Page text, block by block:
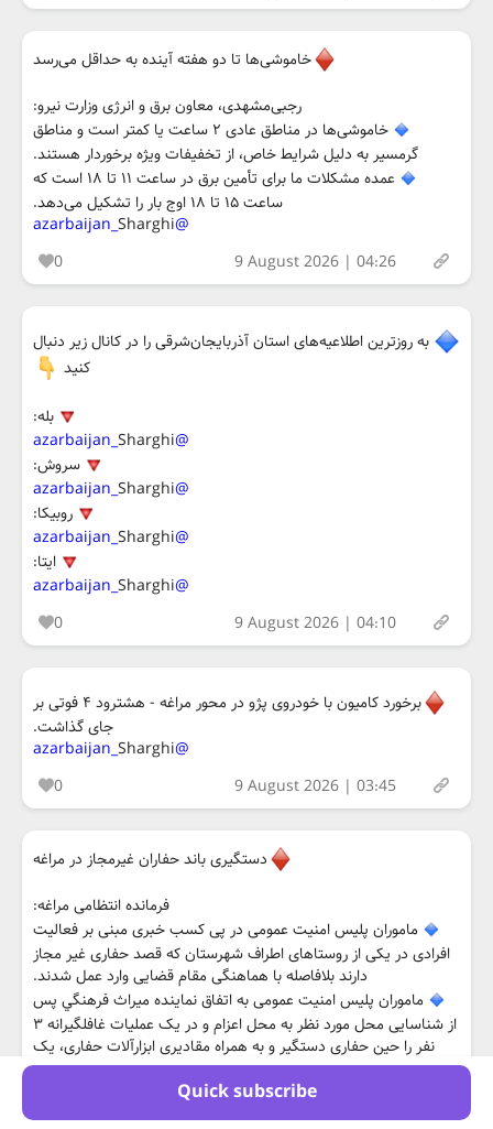
Quick subscribe
خاموشی‌ها تا دو هفته آینده به حداقل می‌رسد
رجبی‌مشهدی، معاون برق و انرژی وزارت نیرو:
خاموشی‌ها­ در مناطق عادی ۲ ساعت یا کمتر است و مناطق
گرمسیر به دلیل شرایط خاص، از تخفیفات ویژه برخوردار هستند.
عمده مشکلات ما برای تأمین برق در ساعت ۱۱ تا ۱۸ است که
ساعت ۱۵ تا ۱۸ اوج بار را تشکیل می‌دهد.
@azarbaijan_
Sharghi
0
9 August 2026 | 04:26
به‌ روزترین اطلاعیه‌های استان آذربایجان‌شرقی را در کانال‌ زیر دنبال
کنید
بله:
@azarbaijan_
Sharghi
سروش:
@azarbaijan_
Sharghi
روبیکا:
@azarbaijan_
Sharghi
ایتا:
@azarbaijan_
Sharghi
0
9 August 2026 | 04:10
برخورد کامیون با خودروی پژو در محور مراغه - هشترود ۴ فوتی بر
جای گذاشت.
@azarbaijan_
Sharghi
0
9 August 2026 | 03:45
دستگيری باند حفاران غيرمجاز در مراغه
فرمانده انتظامی مراغه:
ماموران پليس امنيت عمومی در پی كسب خبری مبنی بر فعاليت
افرادی در يکی از روستاهای اطراف شهرستان که قصد حفاری غير مجاز
دارند بلافاصله با هماهنگی مقام قضایی وارد عمل شدند.
ماموران پليس امنيت عمومی به اتفاق نماينده ميراث فرهنگي پس
از شناسايی محل مورد نظر به محل اعزام و در يک عمليات غافلگيرانه ۳
نفر را حين حفاری دستگير و به همراه مقاديری ابزارآلات حفاری، یک
دستگاه فلزياب، ۲ قبضه سلاح سرد کشف و متهمان به همراه یک
دستگاه خودرو سواری به يگان انتظامی دلالت و پس از تشکيل پرونده